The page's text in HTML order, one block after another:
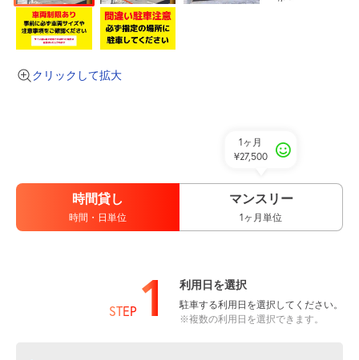
クリックして拡大
時間貸し
時間・日単位
1ヶ月
¥27,500
マンスリー
1ヶ月単位
STEP 1 利用日を選択
駐車する利用日を選択してください。
※複数の利用日を選択できます。